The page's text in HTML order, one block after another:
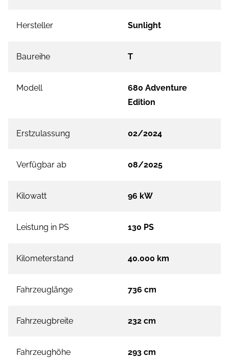
Hersteller Sunlight
Baureihe T
Modell
680 Adventure
Edition
Erstzulassung 02/2024
Verfügbar ab 08/2025
Kilowatt 96 kW
Leistung in PS 130 PS
Kilometerstand 40.000 km
Fahrzeuglänge 736 cm
Fahrzeugbreite 232 cm
Fahrzeughöhe 293 cm